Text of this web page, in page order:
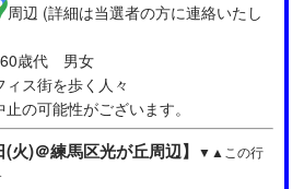
周辺 (詳細は当選者の方に連絡いたし
60歳代 男女
ィス街を歩く人々
の可能性がございます。
火)＠練馬区光が丘周辺】 ▼▲この行